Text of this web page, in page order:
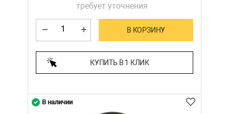
требует уточнения
В КОРЗИНУ
КУПИТЬ В 1 КЛИК
В наличии